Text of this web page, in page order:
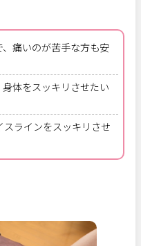
痛いのが苦手な方も安
体をスッキリさせたい
ラインをスッキリさせ